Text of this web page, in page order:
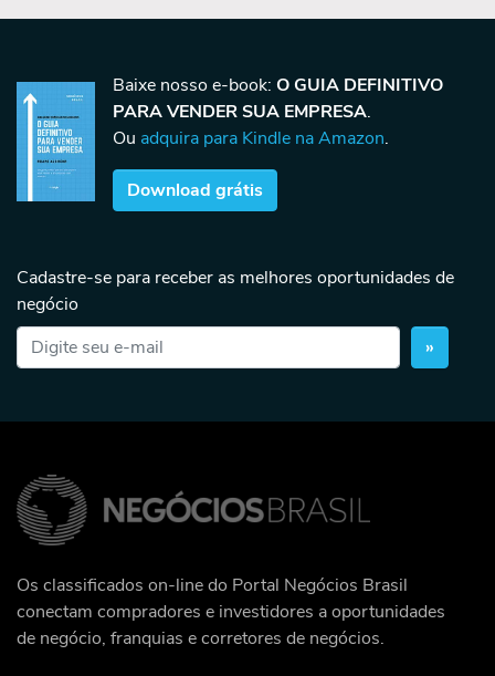
Baixe nosso e-book: O GUIA DEFINITIVO
PARA VENDER SUA EMPRESA.
Ou adquira para Kindle na Amazon.
Download grátis
Cadastre-se para receber as melhores oportunidades de
negócio
»
Os classificados on-line do Portal Negócios Brasil
conectam compradores e investidores a oportunidades
de negócio, franquias e corretores de negócios.